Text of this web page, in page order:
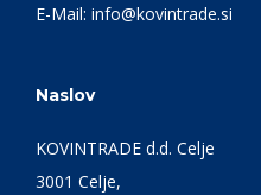
E-Mail: info@kovintrade.si
Naslov
KOVINTRADE d.d. Celje
3001 Celje,